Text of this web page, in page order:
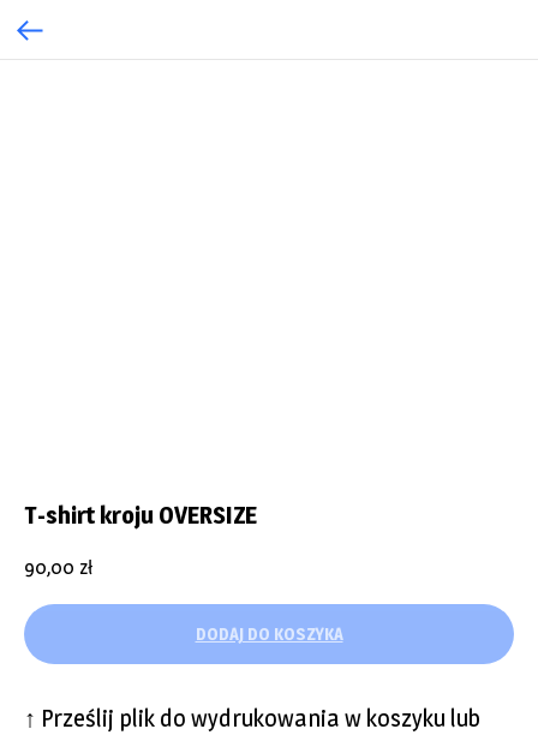
T-shirt kroju OVERSIZE
90,00 zł
DODAJ DO KOSZYKA
↑ Prześlij plik do wydrukowania w koszyku lub